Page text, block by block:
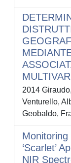
2014
Venturello,
Geobaldo,
‘Scarlet’
NIR